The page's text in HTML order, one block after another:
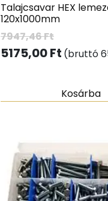
Talajcsavar HEX
120x1000mm
7947,46Ft
5175,00Ft (bruttó
Kosárba